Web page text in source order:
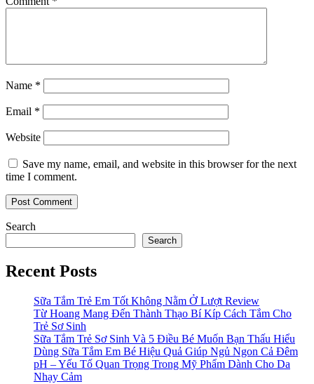
Name *
Email *
Website
Save my name, email, and website in this browser for the next
time I comment.
Search
Search
Recent Posts
Sữa Tắm Trẻ Em Tốt Không Nằm Ở Lượt Review
Từ Hoang Mang Đến Thành Thạo Bí Kíp Cách Tắm Cho
Trẻ Sơ Sinh
Sữa Tắm Trẻ Sơ Sinh Và 5 Điều Bé Muốn Bạn Thấu Hiểu
Dùng Sữa Tắm Em Bé Hiệu Quả Giúp Ngủ Ngon Cả Đêm
pH – Yếu Tố Quan Trọng Trong Mỹ Phẩm Dành Cho Da
Nhạy Cảm